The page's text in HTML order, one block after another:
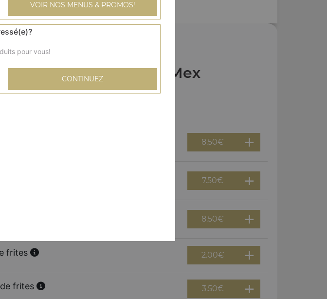
Nos Tex Mex
8.50€
7.50€
8.50€
frites 2.00€
frites 3.50€
VOIR NOS MENUS & PROMOS!
pour vous!
CONTINUEZ